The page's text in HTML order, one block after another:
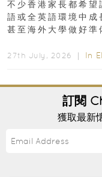
不少香港家長都希望
語或全英語環境中成
甚至海外大學做好準
27th July, 2026 ｜ In
訂閱
獲取最新